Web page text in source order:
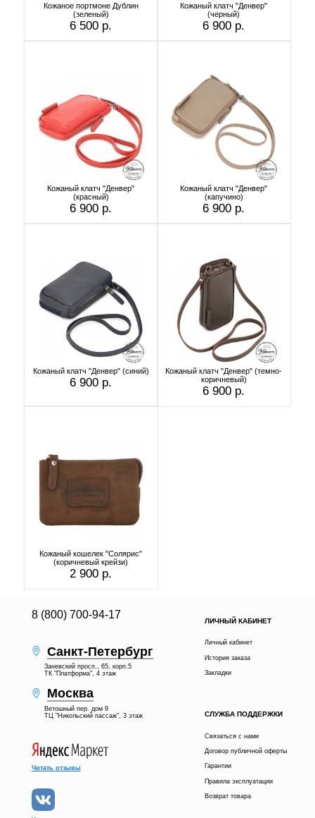
Кожаное портмоне Дублин
(зеленый)
6 500 р.
Кожаный клатч "Денвер"
(черный)
6 900 р.
Кожаный клатч "Денвер"
(красный)
6 900 р.
Кожаный клатч "Денвер"
(капучино)
6 900 р.
Кожаный клатч "Денвер" (синий)
6 900 р.
Кожаный клатч "Денвер" (темно-
коричневый)
6 900 р.
Кожаный кошелек "Солярис"
(коричневый крейзи)
2 900 р.
8 (800) 700-94-17
Санкт-Петербург
Заневский просп., 65, корп.5
ТК "Платформа", 4 этаж
Москва
Ветошный пер. дом 9
ТЦ "Никольский пассаж", 3 этаж
ЛИЧНЫЙ КАБИНЕТ
Личный кабинет
История заказа
Закладки
СЛУЖБА ПОДДЕРЖКИ
Связаться с нами
Договор публичной оферты
Гарантии
Правила эксплуатации
Возврат товара
Читать отзывы